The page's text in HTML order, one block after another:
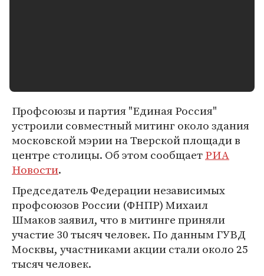
Профсоюзы и партия "Единая Россия"
устроили совместный митинг около здания
московской мэрии на Тверской площади в
центре столицы. Об этом сообщаетРИА
Новости.
Председатель Федерации независимых
профсоюзов России (ФНПР) Михаил
Шмаков заявил, что в митинге приняли
участие 30 тысяч человек. По данным ГУВД
Москвы, участниками акции стали около 25
тысяч человек.